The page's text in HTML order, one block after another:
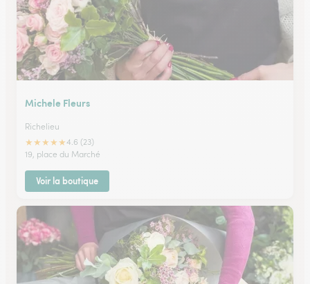
Michele Fleurs
Richelieu
★★★★★4.6 (23)
19, place du Marché
Voir la boutique